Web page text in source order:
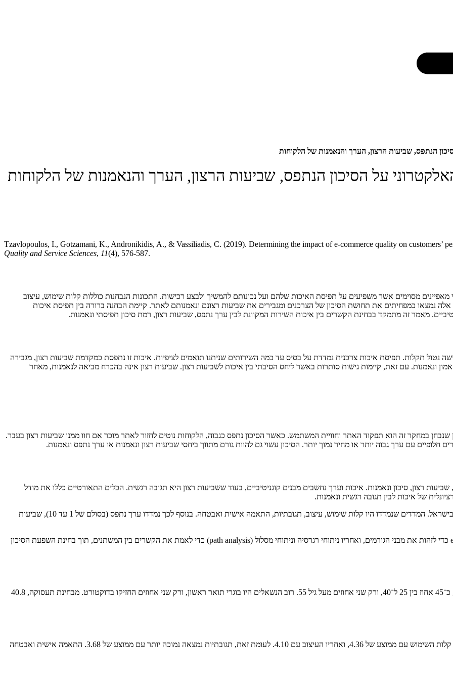
הנתפס, שביעות הרצון, הערך והנאמנות של הלקוחות
על הסיכון הנתפס, שביעות הרצון, הערך והנאמנות של הלקוחות
Tzavlopoulos, Ι., Gotzamani, K., Andronikidis, A., & Vassiliadis, C. (2019). Determining the impact of e-commerce quality on customers’
Quality and Service Sciences, 11(4), 576-587.
מסוימים אשר משפיעים על תפיסת האיכות שלהם ועל נכונותם להמשיך ולבצע רכישות. התכונות הנבחנות כוללות קלות שימוש, עיצוב
נמצאו כמפחיתים את תחושת הסיכון של הצרכנים ומגבירים את שביעות רצונם ונאמנותם לאתר. קיימת הבחנה ברורה בין תפיסת איכות
מאמר זה מתמקד בבחינת הקשרים בין איכות השירות המקוונת לבין ערך נתפס, שביעות רצון, רמת סיכון תפיסתי ונאמנות.
נטול תקלות. תפיסת איכות צרכנית נמדדת על בסיס עד כמה השירותים שניתנו תואמים לציפיות. איכות זו נתפסת כמקדמת שביעות רצון, מגבירה
ונאמנות. עם זאת, קיימות גישות סותרות באשר ליחס הסיבתי בין איכות לשביעות רצון. שביעות רצון אינה בהכרח מביאה לנאמנות, מאחר
שנבחן במחקר זה הוא תפקוד האתר וחוויית המשתמש. כאשר הסיכון נתפס כגבוה, הלקוחות נוטים לחזור לאתר מוכר אם חוו ממנו שביעות רצון בעבר.
עם ערך גבוה יותר או מחיר נמוך יותר. הסיכון עשוי גם להוות גורם מתווך ביחסי שביעות רצון ונאמנות או ערך נתפס ונאמנות.
רצון, סיכון ונאמנות. איכות וערך נחשבים מבנים קוגניטיביים, בעוד ששביעות רצון היא תגובה רגשית. הכלים התאורטיים כללו את מודל
נאספו 304 שאלונים מקוונים בין ספטמבר 2015 לספטמבר 2016 מלקוחות בישראל. המדדים שנמדדו היו קלות שימוש, עיצוב, תגובתיות, התאמה אישית ואבטחה. בנוסף לכך נמדדו ערך נתפס (בסולם של 1 עד 10), שביעות
בשלב הראשון בוצעה ניתוח גורמים מאקספלורטורי בשיטת סיבוב equamax כדי לזהות את מבני הגורמים, ואחריו ניתוחי רגרסיה וניתוחי מסלול (path analysis) כדי לאמת את הקשרים בין המשתנים, תוך בחינת השפעת הסיכון
37.9 אחוז מהמשיבים היו גברים ו־62.1 אחוז נשים. רבע היו מתחת לגיל 25, כ־45 אחוז בין 25 ל־40, ורק שני אחוזים מעל גיל 55. רוב הנשאלים היו בוגרי תואר ראשון, ורק שני אחוזים החזיקו בדוקטורט. מבחינת תעסוקה, 40.8
ממוצע תפיסת האיכות הכוללת היה גבוה (3.97 מתוך 5). בולט במיוחד מדד קלות השימוש עם ממוצע של 4.36, ואחריו העיצוב עם 4.10. לעומת זאת, תגובתיות נמצאה נמוכה יותר עם ממוצע של 3.68. התאמה אישית ואבטחה